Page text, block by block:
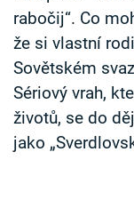
rabočij“. Co
že si vlastní
Sovětském
Sériový vrah,
životů, se do
jako